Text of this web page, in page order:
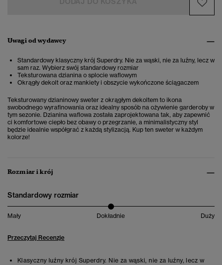
Uwagi od wydawcy
Standardowy klasyczny krój Superdry. Nie za wąski, nie za luźny, lecz w
sam raz. Wybierz swój standardowy rozmiar
Teksturowana dzianina o splocie waflowym
Okrągły dekolt oraz mankiety i obszycie wykończone ściągaczem
Teksturowany dzianinowy sweter z okrągłym dekoltem to ikona
swobodnego wyrafinowania oraz idealny sposób na ożywienie garderoby w
tym sezonie. Dzianina waflowa została zaprojektowana tak, aby zapewnić
ci komfortowe ciepło bez obawy o przegrzanie, a minimalistyczny styl
będzie idealnie współgrać z każdą stylizacją. Kup ten sweter w każdym
kolorze!
Rozmiar i krój
Standardowy rozmiar
Mały Dokładnie Duży
Przeczytaj Recenzje
Klasyczny luźny krój Superdry. Nie za wąski, nie za luźny, lecz w